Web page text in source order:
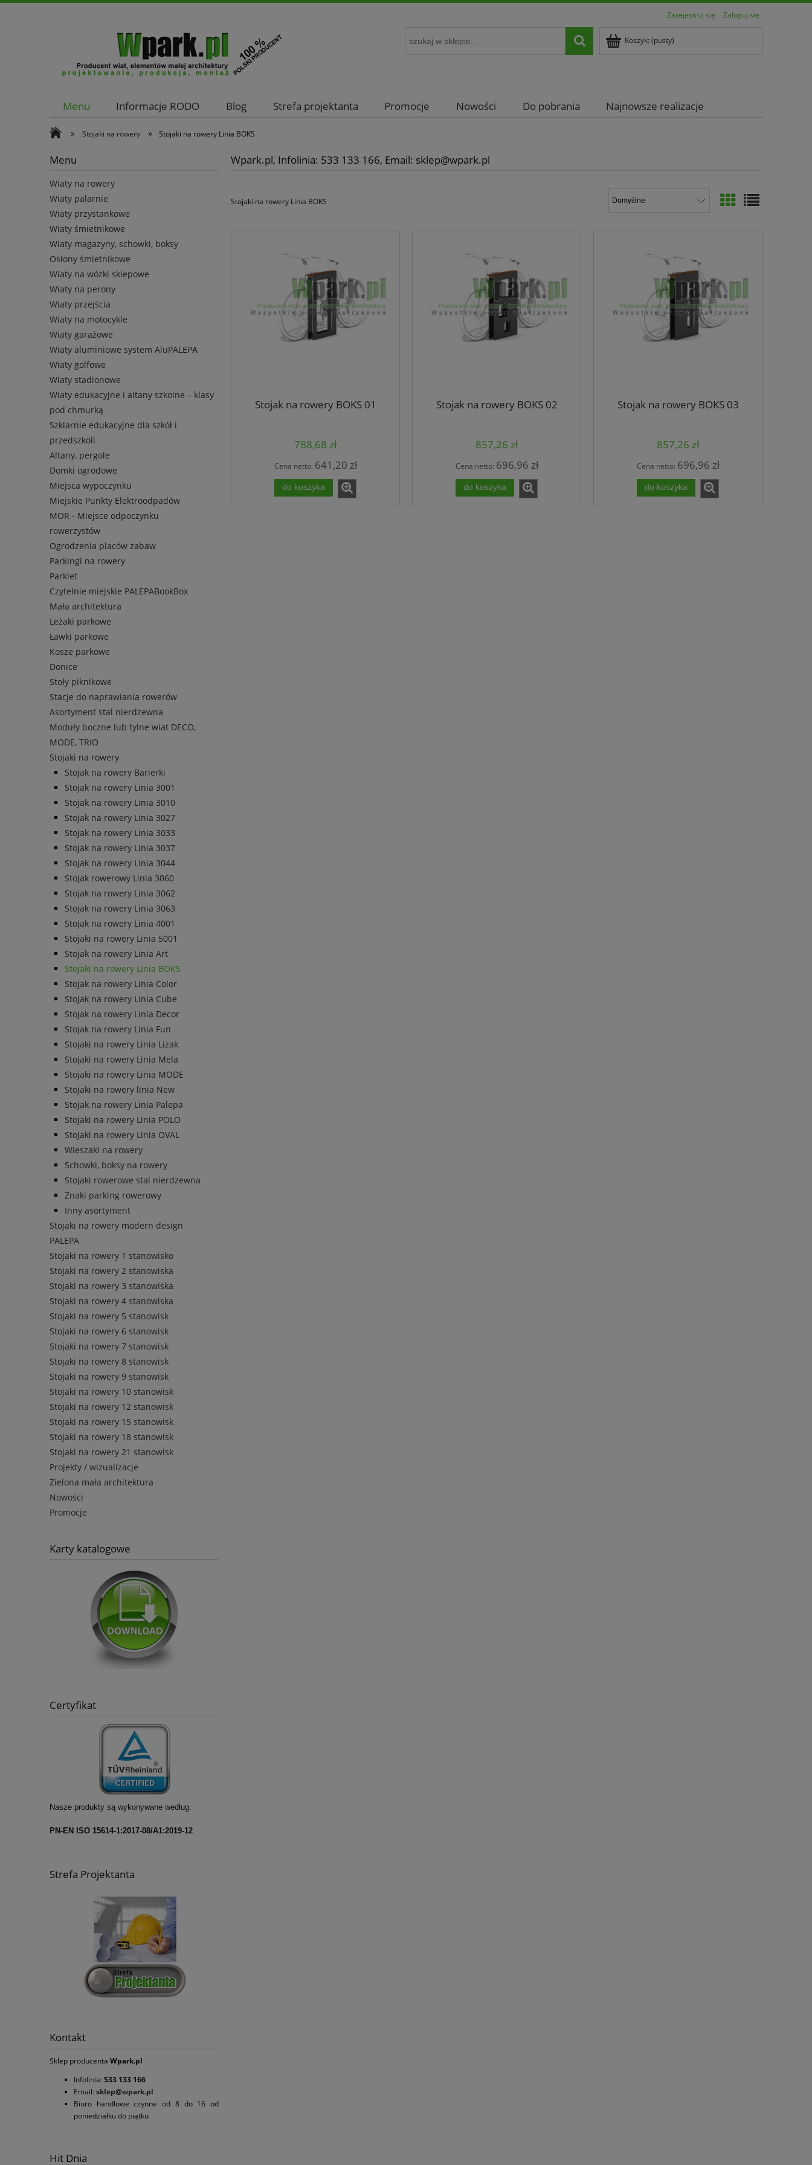
Zarejestruj się Zaloguj się
Koszyk: (pusty)
Menu Informacje RODO Blog Strefa projektanta Promocje Nowości Do pobrania
Najnowsze realizacje
Kontakt
» Stojaki na rowery » Stojaki na rowery Linia BOKS
Menu
Wiaty na rowery
Wiaty palarnie
Wiaty przystankowe
Wiaty śmietnikowe
Wiaty magazyny, schowki, boksy
Osłony śmietnikowe
Wiaty na wózki sklepowe
Wiaty na perony
Wiaty przejścia
Wiaty na motocykle
Wiaty garażowe
Wiaty aluminiowe system AluPALEPA
Wiaty golfowe
Wiaty stadionowe
Wiaty edukacyjne i altany szkolne – klasy
pod chmurką
Szklarnie edukacyjne dla szkół i
przedszkoli
Altany, pergole
Domki ogrodowe
Miejsca wypoczynku
Miejskie Punkty Elektroodpadów
MOR - Miejsce odpoczynku
rowerzystów
Ogrodzenia placów zabaw
Parkingi na rowery
Parklet
Czytelnie miejskie PALEPABookBox
Mała architektura
Leżaki parkowe
Ławki parkowe
Kosze parkowe
Donice
Stoły piknikowe
Stacje do naprawiania rowerów
Asortyment stal nierdzewna
Moduły boczne lub tylne wiat DECO,
MODE, TRIO
Stojaki na rowery
Stojak na rowery Barierki
Stojak na rowery Linia 3001
Stojak na rowery Linia 3010
Stojak na rowery Linia 3027
Stojak na rowery Linia 3033
Stojak na rowery Linia 3037
Stojak na rowery Linia 3044
Stojak rowerowy Linia 3060
Stojak na rowery Linia 3062
Stojak na rowery Linia 3063
Stojak na rowery Linia 4001
Stojaki na rowery Linia 5001
Stojak na rowery Linia Art
Stojaki na rowery Linia BOKS
Stojak na rowery Linia Color
Stojak na rowery Linia Cube
Stojak na rowery Linia Decor
Stojak na rowery Linia Fun
Stojaki na rowery Linia Lizak
Stojaki na rowery Linia Mela
Stojaki na rowery Linia MODE
Stojaki na rowery linia New
Stojak na rowery Linia Palepa
Stojaki na rowery Linia POLO
Stojaki na rowery Linia OVAL
Wieszaki na rowery
Schowki, boksy na rowery
Stojaki rowerowe stal nierdzewna
Znaki parking rowerowy
Inny asortyment
Stojaki na rowery modern design
PALEPA
Stojaki na rowery 1 stanowisko
Stojaki na rowery 2 stanowiska
Stojaki na rowery 3 stanowiska
Stojaki na rowery 4 stanowiska
Stojaki na rowery 5 stanowisk
Stojaki na rowery 6 stanowisk
Stojaki na rowery 7 stanowisk
Stojaki na rowery 8 stanowisk
Stojaki na rowery 9 stanowisk
Stojaki na rowery 10 stanowisk
Stojaki na rowery 12 stanowisk
Stojaki na rowery 15 stanowisk
Stojaki na rowery 18 stanowisk
Stojaki na rowery 21 stanowisk
Projekty / wizualizacje
Zielona mała architektura
Nowości
Promocje
Karty katalogowe
Certyfikat
Nasze produkty są wykonywane według:
PN-EN ISO 15614-1:2017-08/A1:2019-12
Strefa Projektanta
Kontakt
Sklep producenta Wpark.pl
Infolinia: 533 133 166
Email: sklep@wpark.pl
Biuro handlowe czynne od 8 do 16 od
poniedziałku do piątku
Hit Dnia
Wpark.pl, Infolinia: 533 133 166, Email: sklep@wpark.pl
Stojaki na rowery Linia BOKS
Stojak na rowery BOKS 01
788,68 zł
Cena netto: 641,20 zł
do koszyka
Stojak na rowery BOKS 02
857,26 zł
Cena netto: 696,96 zł
do koszyka
Stojak na rowery BOKS 03
857,26 zł
Cena netto: 696,96 zł
do koszyka